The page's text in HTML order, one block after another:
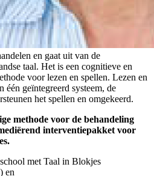
en gaat uit van de
taal. Het is een cognitieve en
voor lezen en spellen. Lezen en
één geïntegreerd systeem, de
het spellen en omgekeerd.
methode voor de behandeling
interventiepakket voor
met Taal in Blokjes
en